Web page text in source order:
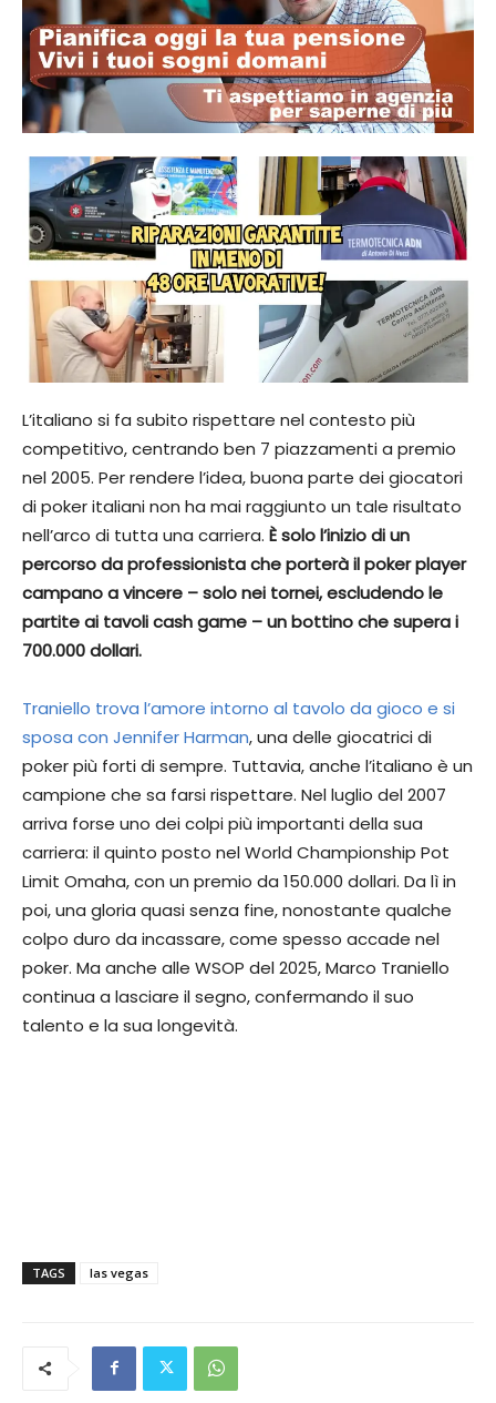
L’italiano si fa subito rispettare nel contesto più
competitivo, centrando ben 7 piazzamenti a premio
nel 2005. Per rendere l’idea, buona parte dei giocatori
di poker italiani non ha mai raggiunto un tale risultato
nell’arco di tutta una carriera. È solo l’inizio di un
percorso da professionista che porterà il poker player
campano a vincere – solo nei tornei, escludendo le
partite ai tavoli cash game – un bottino che supera i
700.000 dollari.
Traniello trova l’amore intorno al tavolo da gioco e si
sposa con Jennifer Harman, una delle giocatrici di
poker più forti di sempre. Tuttavia, anche l’italiano è un
campione che sa farsi rispettare. Nel luglio del 2007
arriva forse uno dei colpi più importanti della sua
carriera: il quinto posto nel World Championship Pot
Limit Omaha, con un premio da 150.000 dollari. Da lì in
poi, una gloria quasi senza fine, nonostante qualche
colpo duro da incassare, come spesso accade nel
poker. Ma anche alle WSOP del 2025, Marco Traniello
continua a lasciare il segno, confermando il suo
talento e la sua longevità.
TAGS las vegas